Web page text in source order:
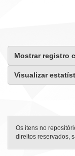
Mostrar registro
Visualizar
Os itens no
direitos reservados,